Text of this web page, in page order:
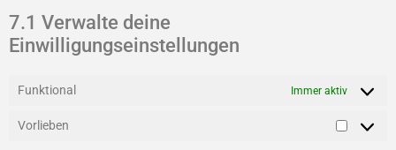
7.1 Verwalte deine
Einwilligungseinstellungen
Funktional Immer aktiv
Vorlieben